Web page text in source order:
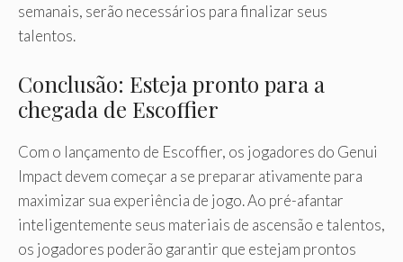
semanais, serão necessários para finalizar seus
talentos.
Conclusão: Esteja pronto para a
chegada de Escoffier
Com o lançamento de Escoffier, os jogadores do Genui
Impact devem começar a se preparar ativamente para
maximizar sua experiência de jogo. Ao pré-afantar
inteligentemente seus materiais de ascensão e talentos,
os jogadores poderão garantir que estejam prontos